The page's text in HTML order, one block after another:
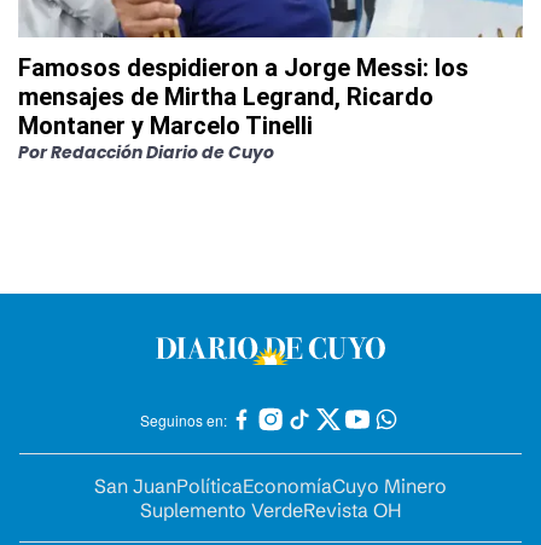
Famosos despidieron a Jorge Messi: los
mensajes de Mirtha Legrand, Ricardo
Montaner y Marcelo Tinelli
PorRedacción Diario de Cuyo
Seguinos en:
San JuanPolíticaEconomíaCuyo Minero
Suplemento VerdeRevista OH